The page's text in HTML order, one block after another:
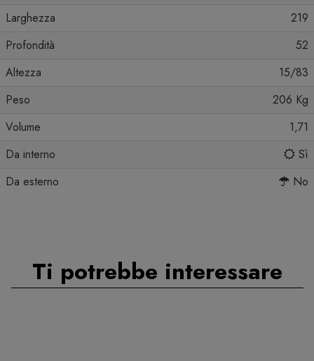
Larghezza
219
Profondità
52
Altezza
15/83
Peso
206 Kg
Volume
1,71
Da interno
Sì
Da esterno
No
Ti potrebbe interessare